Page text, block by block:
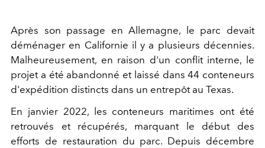
Après son passage en Allemagne, le parc devait
déménager en Californie il y a plusieurs décennies.
Malheureusement, en raison d'un conflit interne, le
projet a été abandonné et laissé dans 44 conteneurs
d'expédition distincts dans un entrepôt au Texas.
En janvier 2022, les conteneurs maritimes ont été
retrouvés et récupérés, marquant le début des
efforts de restauration du parc. Depuis décembre